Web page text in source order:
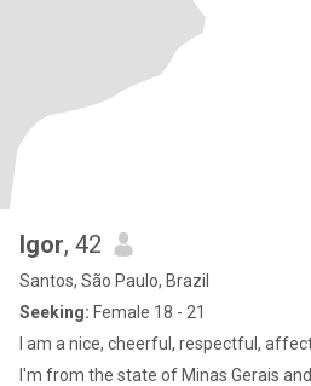
Igor, 42
Santos, São Paulo, Brazil
Seeking: Female 18 - 21
I am a nice, cheerful, respectful,
I'm from the state of Minas Gerais